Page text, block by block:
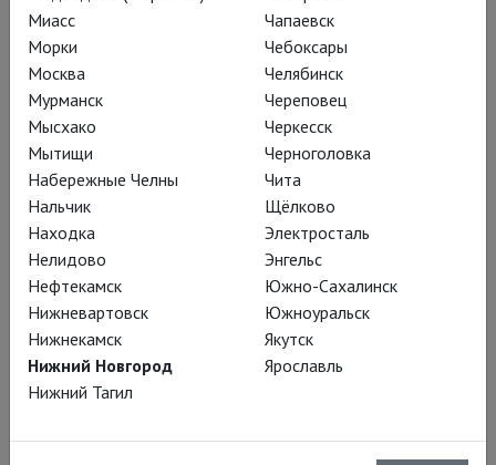
), московского парня 20-ти
лет, обитающего в безразмерной
квартире на Тверской;
привилегированные родители, мать
и отчим – в долгой
загранкомандировке. В их
отсутствие дом, по белым стенам
которого художник спектакля
Анастасия Бугаева запускает в
прологе гипнотическое видео с
медузами, обживают Кай и его
школьные друзья, простоватый
Терентий (
спорте и донжуанстве – мачо Никита
Миасс
Морки
Москва
Мурманск
Мысхако
Мытищи
Набережные Челны
Нальчик
Находка
Нелидово
Нефтекамск
Нижневартовск
Нижнекамск
Нижний Новгород
Нижний Тагил
Чапаевск
Чебоксары
Челябинск
Череповец
Черкесск
Черноголовка
Чита
Щёлково
Электросталь
Энгельс
Южно-Сахалинск
Южноуральск
Якутск
Ярославль